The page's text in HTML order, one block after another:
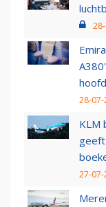
28-07-
KLM
27-07-